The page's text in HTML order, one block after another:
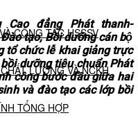
CÔNG TÁC HSSSV
LƯỢNG VÀ NCKH
TỔNG HỢP
Cao đẳng Phát thanh-
tạo, Bồi dưỡng cán bộ
tổ chức lễ khai giảng trực
dưỡng tiêu chuẩn Phát
công bước đầu giữa hai
và đào tạo các lớp bồi